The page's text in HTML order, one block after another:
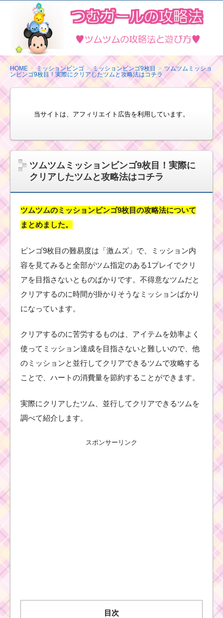
ム
ツ
ム
の
攻
略
び
方
HOME ミッションビンゴ ミッションビンゴ9枚目
ツムツムミッショ
ンビンゴ9枚目！実際にクリアしたツムと攻略法はコチラ
当サイトは、アフィリエイト広告を利用しています。
ツムツムミッションビンゴ9枚目！実際に
クリアしたツムと攻略法はコチラ
ツムツムのミッションビンゴ9枚目の攻略法について
まとめました。
ビンゴ9枚目の難易度は「激ムズ」で、ミッション内
容を見てみると全部がツム指定のある1プレイでクリ
アを目指さないとものばかりです。不得意なツムだと
クリアするのに時間が掛かりそうなミッションばかり
になっています。
クリアするのに苦労するものは、アイテムを効率よく
使ってミッション達成を目指さないと難しいので、他
のミッションと並行してクリアできるツムで攻略する
ことで、ハートの消費量を節約することができます。
実際にクリアしたツム、並行してクリアできるツムを
調べて紹介します。
スポンサーリンク
目次